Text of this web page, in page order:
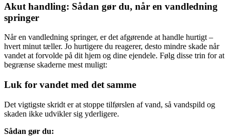
Akut handling: Sådan gør du, når en vandledning
springer
Når en vandledning springer, er det afgørende at handle hurtigt –
hvert minut tæller. Jo hurtigere du reagerer, desto mindre skade når
vandet at forvolde på dit hjem og dine ejendele. Følg disse trin for at
begrænse skaderne mest muligt:
Luk for vandet med det samme
Det vigtigste skridt er at stoppe tilførslen af vand, så vandspild og
skaden ikke udvikler sig yderligere.
Sådan gør du: